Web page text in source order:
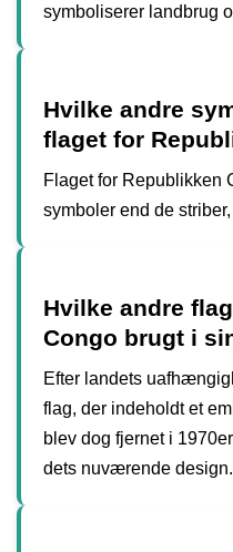
symboliserer landbrug
Hvilke andre
flaget for
Flaget for Republikken
symboler end de
Hvilke andre
Congo brugt i
Efter landets
flag, der indeholdt et
blev dog fjernet i
dets nuværende design.